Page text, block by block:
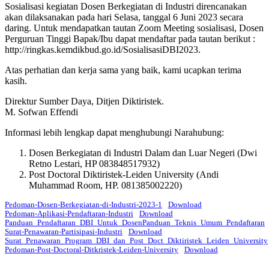
Sosialisasi kegiatan Dosen Berkegiatan di Industri direncanakan
akan dilaksanakan pada hari Selasa, tanggal 6 Juni 2023 secara
daring. Untuk mendapatkan tautan Zoom Meeting sosialisasi, Dosen
Perguruan Tinggi Bapak/Ibu dapat mendaftar pada tautan berikut :
http://ringkas.kemdikbud.go.id/SosialisasiDBI2023.
Atas perhatian dan kerja sama yang baik, kami ucapkan terima
kasih.
Direktur Sumber Daya, Ditjen Diktiristek.
M. Sofwan Effendi
Informasi lebih lengkap dapat menghubungi Narahubung:
Dosen Berkegiatan di Industri Dalam dan Luar Negeri (Dwi
Retno Lestari, HP 083848517932)
Post Doctoral Diktiristek-Leiden University (Andi
Muhammad Room, HP. 081385002220)
Pedoman-Dosen-Berkegiatan-di-Industri-2023-1
Download
Pedoman-Aplikasi-Pendaftaran-Industri
Download
Panduan_Pendaftaran_DBI_Untuk_DosenPanduan_Teknis_Umum_Pendaftaran
Surat-Penawaran-Partisipasi-Industri
Download
Surat_Penawaran_Program_DBI_dan_Post_Doct_Diktiristek_Leiden_University
Pedoman-Post-Doctoral-Ditkristek-Leiden-University
Download